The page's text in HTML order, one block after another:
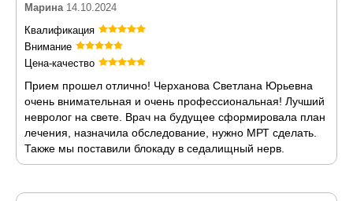
Марина 14.10.2024
Квалификация
Внимание
Цена-качество
Прием прошел отлично! Черханова Светлана Юрьевна
очень внимательная и очень профессиональная! Лучший
невролог на свете. Врач на будущее сформировала план
лечения, назначила обследование, нужно МРТ сделать.
Также мы поставили блокаду в седалищный нерв.